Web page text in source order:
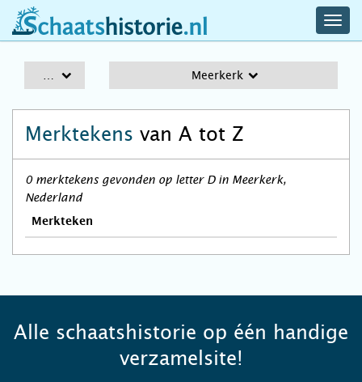
schaatshistorie.nl
Meerkerk
Merktekens van A tot Z
0 merktekens gevonden op letter D in Meerkerk,
Nederland
Merkteken
Alle schaatshistorie op één handige
verzamelsite!